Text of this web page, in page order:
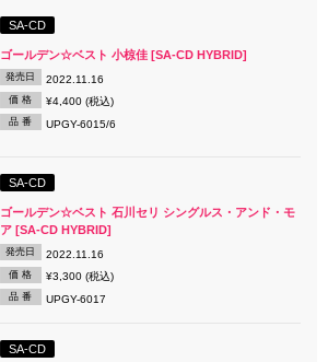
SA-CD
ゴールデン☆ベスト 小椋佳 [SA-CD HYBRID]
発売日 2022.11.16
価 格 ¥4,400 (税込)
品 番 UPGY-6015/6
SA-CD
ゴールデン☆ベスト 石川セリ シングルス・アンド・モ
ア [SA-CD HYBRID]
発売日 2022.11.16
価 格 ¥3,300 (税込)
品 番 UPGY-6017
SA-CD